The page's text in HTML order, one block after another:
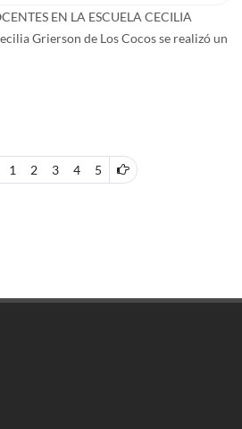
EN LA ESCUELA CECILIA
Grierson de Los Cocos se realizó un
1 2 3 4 5